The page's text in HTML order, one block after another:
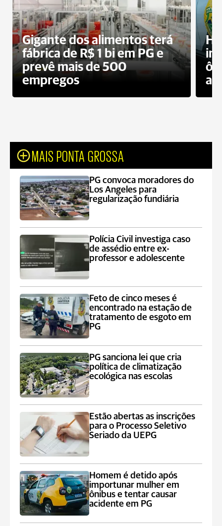
Gigante dos alimentos terá
fábrica de R$ 1 bi em PG e
prevê mais de 500
empregos
MAIS PONTA GROSSA
PG convoca moradores do
Los Angeles para
regularização fundiária
Polícia Civil investiga caso
de assédio entre ex-
professor e adolescente
Feto de cinco meses é
encontrado na estação de
tratamento de esgoto em
PG
PG sanciona lei que cria
política de climatização
ecológica nas escolas
Estão abertas as inscrições
para o Processo Seletivo
Seriado da UEPG
Homem é detido após
importunar mulher em
ônibus e tentar causar
acidente em PG